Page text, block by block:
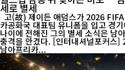
세로 별세
카공화국 대표팀 유니폼을 입고 경
나이에 전해진 그의 별세 소식은 남
충격을 안겼다. [인터내셔널포커스] 2026 FIFA 북중미 월드컵에서
남아프리카...